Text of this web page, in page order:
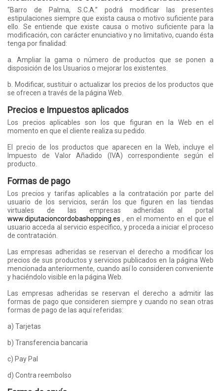
“Barro de Palma, S.C.A.” podrá modificar las presentes
estipulaciones siempre que exista causa o motivo suficiente para
ello. Se entiende que existe causa o motivo suficiente para la
modificación, con carácter enunciativo y no limitativo, cuando ésta
tenga por finalidad:
a. Ampliar la gama o número de productos que se ponen a
disposición de los Usuarios o mejorar los existentes.
b. Modificar, sustituir o actualizar los precios de los productos que
se ofrecen a través de la página Web.
Precios e Impuestos aplicados
Los precios aplicables son los que figuran en la Web en el
momento en que el cliente realiza su pedido.
El precio de los productos que aparecen en la Web, incluye el
Impuesto de Valor Añadido (IVA) correspondiente según el
producto.
Formas de pago
Los precios y tarifas aplicables a la contratación por parte del
usuario de los servicios, serán los que figuren en las tiendas
virtuales de las empresas adheridas al portal
www.diputacioncordobashopping.es , en el momento en el que el
usuario acceda al servicio específico, y proceda a iniciar el proceso
de contratación.
Las empresas adheridas se reservan el derecho a modificar los
precios de sus productos y servicios publicados en la página Web
mencionada anteriormente, cuando así lo consideren conveniente
y haciéndolo visible en la página Web.
Las empresas adheridas se reservan el derecho a admitir las
formas de pago que consideren siempre y cuando no sean otras
formas de pago de las aquí referidas:
a) Tarjetas
b) Transferencia bancaria
c) Pay Pal
d) Contra reembolso